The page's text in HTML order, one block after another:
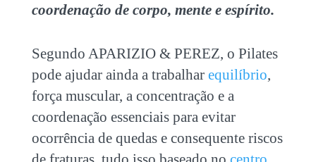
coordenação de corpo, mente e espírito.
Segundo APARIZIO & PEREZ, o Pilates
pode ajudar ainda a trabalhar equilíbrio,
força muscular, a concentração e a
coordenação essenciais para evitar
ocorrência de quedas e consequente riscos